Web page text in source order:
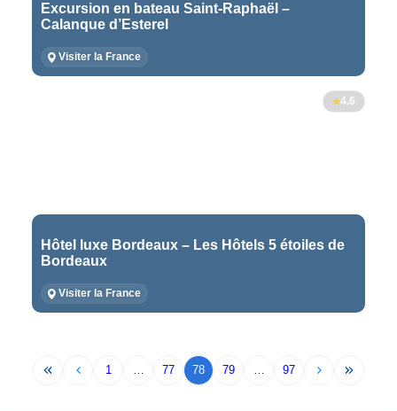
Excursion en bateau Saint-Raphaël –
Calanque d’Esterel
Visiter la France
4.6
Hôtel luxe Bordeaux – Les Hôtels 5 étoiles de
Bordeaux
Visiter la France
1 … 77 78 79 … 97